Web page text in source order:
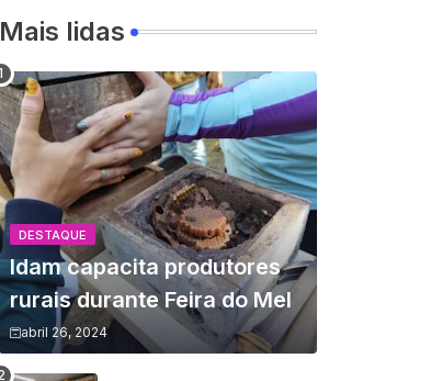
Mais lidas
DESTAQUE
Idam capacita produtores
rurais durante Feira do Mel
abril 26, 2024